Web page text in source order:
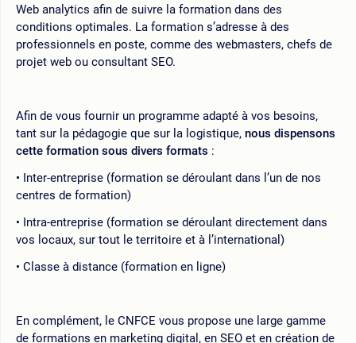
Web analytics afin de suivre la formation dans des
conditions optimales. La formation s’adresse à des
professionnels en poste, comme des webmasters, chefs de
projet web ou consultant SEO.
Afin de vous fournir un programme adapté à vos besoins,
tant sur la pédagogie que sur la logistique, nous dispensons
cette formation sous divers formats :
Inter-entreprise (formation se déroulant dans l’un de nos
centres de formation)
Intra-entreprise (formation se déroulant directement dans
vos locaux, sur tout le territoire et à l’international)
Classe à distance (formation en ligne)
En complément, le CNFCE vous propose une large gamme
de formations en marketing digital, en SEO et en création de